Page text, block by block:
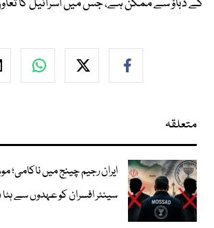
کے دباؤ سے ممکن ہے، جس میں اسرائیل کا
متعلقہ
سینئر افسران کو عہدوں سے ہٹا